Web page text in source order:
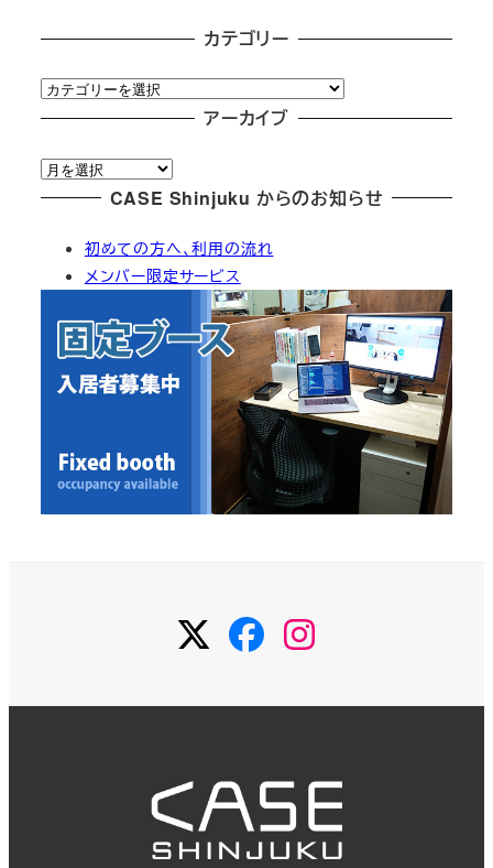
カテゴリー
カ
テ
リ
ー
アーカイブ
ア
ー
CASE Shinjuku からのお知らせ
初めての方へ、利用の流れ
メンバー限定サービス
TwitterFacebook